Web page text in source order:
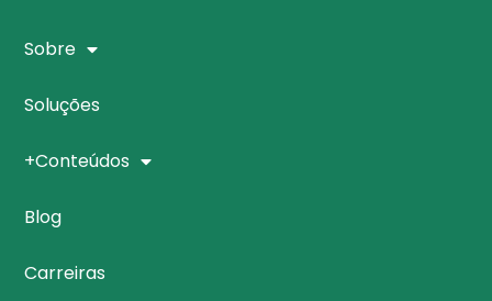
Sobre
Soluções
+Conteúdos
Blog
Carreiras